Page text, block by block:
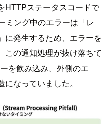
HTTPステータスコードで
ミング中のエラーは「レ
に発生するため、エラーを
この通知処理が抜け落ちて
を飲み込み、外側のエ
なっていました。